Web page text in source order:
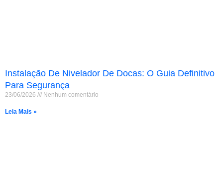
Instalação De Nivelador De Docas: O Guia Definitivo
Para Segurança
23/06/2026 Nenhum comentário
Leia Mais »